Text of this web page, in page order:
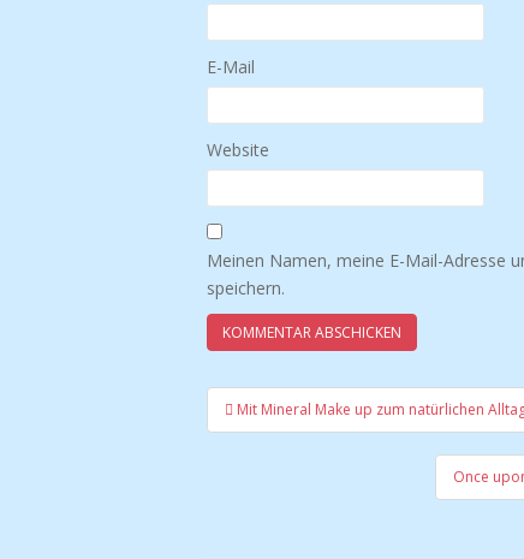
E-Mail
Website
Meinen Namen, meine E-Mail-Adresse
speichern.
Beitrags-
Mit Mineral Make up zum natürlichen
Once